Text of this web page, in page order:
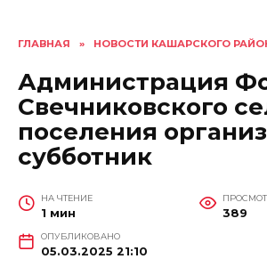
ГЛАВНАЯ » НОВОСТИ КАШАРСКОГО
Администрация
Свечниковского
поселения
субботник
НА ЧТЕНИЕ
1 мин 389
ОПУБЛИКОВАНО
05.03.2025 21:10